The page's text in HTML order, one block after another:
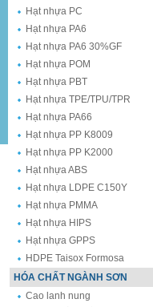
Hạt nhựa PC
Hạt nhựa PA6
Hạt nhựa PA6 30%GF
Hạt nhựa POM
Hạt nhựa PBT
Hạt nhựa TPE/TPU/TPR
Hạt nhựa PA66
Hạt nhựa PP K8009
Hạt nhựa PP K2000
Hạt nhựa ABS
Hạt nhựa LDPE C150Y
Hạt nhựa PMMA
Hạt nhựa HIPS
Hạt nhựa GPPS
HDPE Taisox Formosa
HÓA CHẤT NGÀNH SƠN
Cao lanh nung